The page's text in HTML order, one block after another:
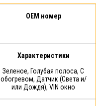
OEM номер
Характеристики
Зеленое, Голубая полоса, С
обогревом, Датчик (Света и/
или Дождя), VIN окно